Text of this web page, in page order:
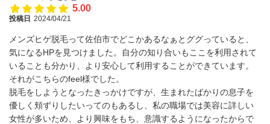
5.00
投稿日 2024/04/21
メンズヒゲ脱毛って佐伯市でどこかあるなぁとググっていると、
気になるHPを見つけました。自分の知り合いもここを利用されて
いることも分かり、より安心して利用することができています。
それがこちらのfeel様でした。
脱毛をしようとなったきっかけですが、生まれたばかりの息子を
優しく頬ずりしたいってのもあるし、私の職場では美容に詳しい
女性が多いため、より興味をもち、意識するようになったからで